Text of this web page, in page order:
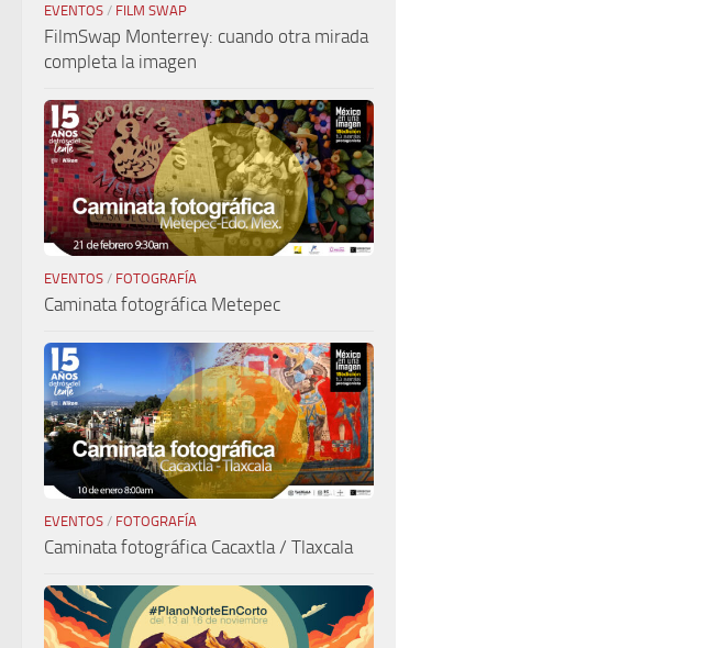
EVENTOS / FILM SWAP
FilmSwap Monterrey: cuando otra mirada
completa la imagen
EVENTOS / FOTOGRAFÍA
Caminata fotográfica Metepec
EVENTOS / FOTOGRAFÍA
Caminata fotográfica Cacaxtla / Tlaxcala